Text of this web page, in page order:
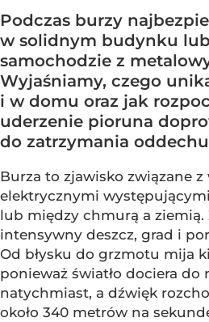
Podczas burzy
w solidnym budynku
samochodzie z
Wyjaśniamy, czego
i w domu oraz jak
uderzenie pioruna
do zatrzymania
Burza to zjawisko związane z
elektrycznymi
lub między chmurą a ziemią.
intensywny deszcz, grad i
Od błysku do grzmotu mija
ponieważ światło dociera do
natychmiast, a dźwięk
około 340 metrów na